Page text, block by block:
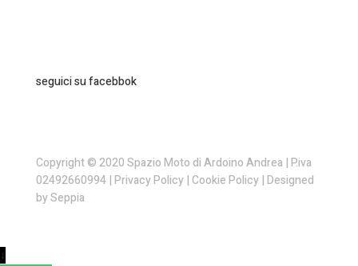
seguici su facebbok
Copyright © 2020 Spazio Moto di Ardoino Andrea | P.iva
02492660994 |Privacy Policy|Cookie Policy| Designed
bySeppia
↓